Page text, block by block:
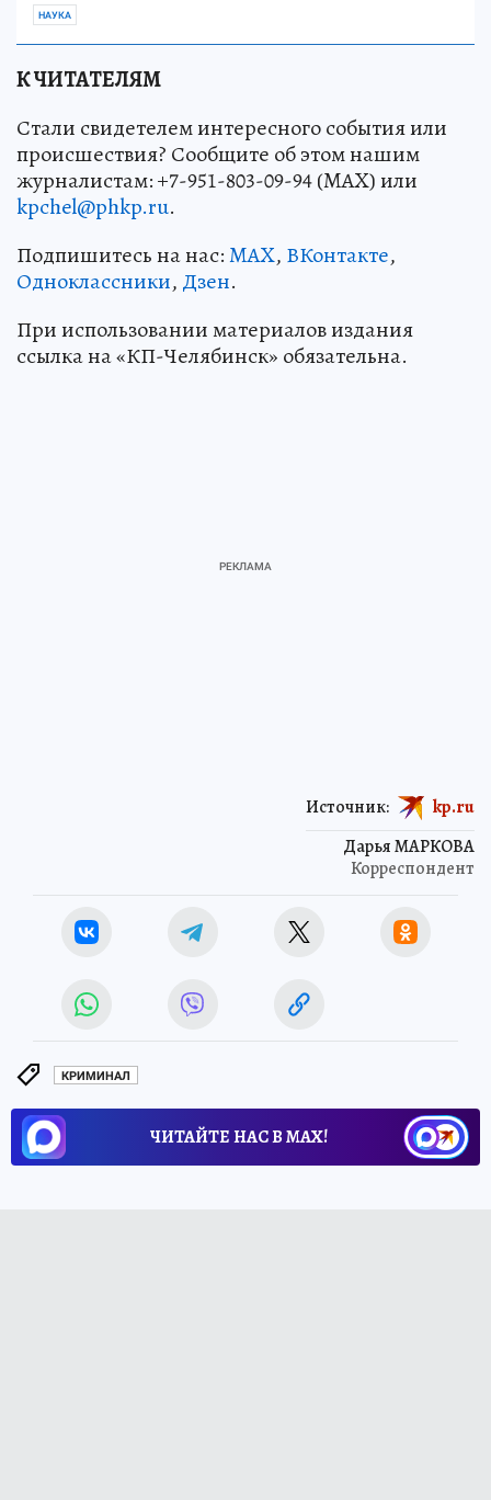
НАУКА
К ЧИТАТЕЛЯМ
Стали свидетелем интересного события или
происшествия? Сообщите об этом нашим
журналистам: +7-951-803-09-94 (MAX) или
kpchel@phkp.ru.
Подпишитесь на нас:MAX, ВКонтакте,
Одноклассники, Дзен.
При использовании материалов издания
ссылка на «КП-Челябинск» обязательна.
Дарья МАРКОВА
Корреспондент
Источник: kp.ru
КРИМИНАЛ
ЧИТАЙТЕ НАС В МАХ!